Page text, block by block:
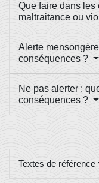
Que faire dans les
maltraitance ou
Alerte
conséquences ?
Ne pas alerter :
conséquences ?
Textes de référence